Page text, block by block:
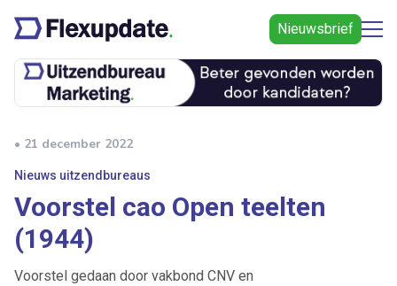
Nieuwsbrief
• 21 december 2022
Nieuws uitzendbureaus
Voorstel cao Open teelten
(1944)
Voorstel gedaan door vakbond CNV en